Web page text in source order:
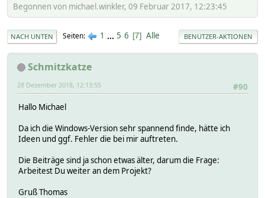
Begonnen von michael.winkler, 09 Februar 2017, 12:23:45
NACH UNTEN Seiten 1 ... 5 6 7 Alle BENUTZER-AKTIONEN
Schmitzkatze
#90
28 Dezember 2018, 12:13:55
Hallo Michael
Da ich die Windows-Version sehr spannend finde, hätte ich
Ideen und ggf. Fehler die bei mir auftreten.
Die Beiträge sind ja schon etwas älter, darum die Frage:
Arbeitest Du weiter an dem Projekt?
Gruß Thomas